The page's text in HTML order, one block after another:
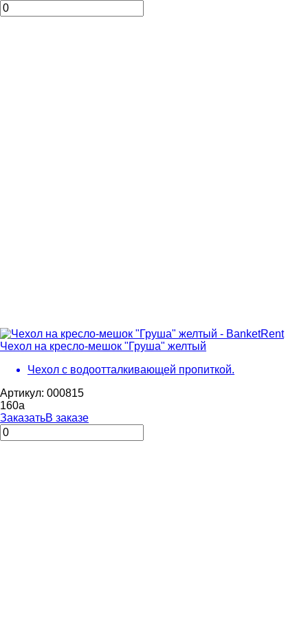
Чехол на кресло-мешок "Груша" желтый
Чехол с водоотталкивающей пропиткой.
Артикул: 000815
160a
ЗаказатьВ заказе